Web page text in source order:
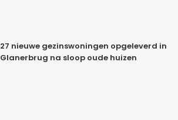
27 nieuwe gezinswoningen opgeleverd in
Glanerbrug na sloop oude huizen